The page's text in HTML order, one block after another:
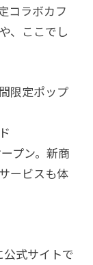
コラボカフ
、ここでし
限定ポップ
プン。新商
ービスも体
式サイトで